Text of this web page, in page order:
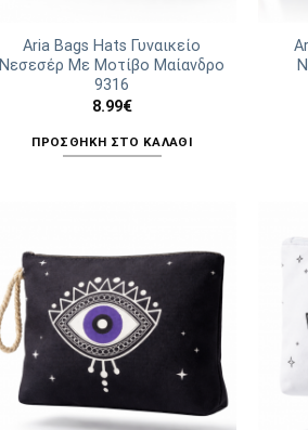
του
προϊόντος
Aria Bags Hats Γυναικείο
Νεσεσέρ Με Μοτίβο Μαίανδρο
9316
8.99€
ΠΡΟΣΘΉΚΗ ΣΤΟ ΚΑΛΆΘΙ